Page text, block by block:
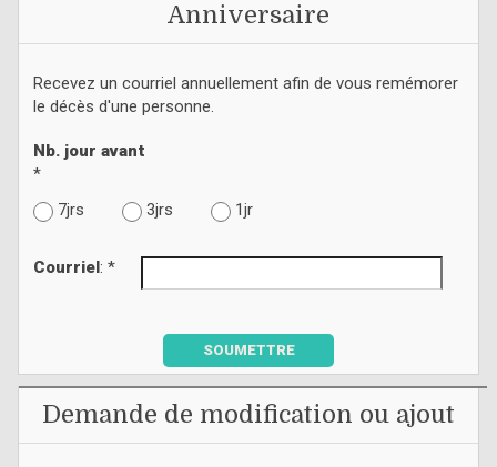
Anniversaire
Recevez un courriel annuellement afin de vous remémorer
le décès d'une personne.
Nb. jour avant
*
7jrs
3jrs 1jr
Courriel: *
SOUMETTRE
Demande de modification ou ajout